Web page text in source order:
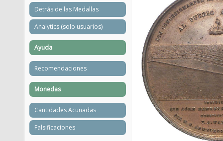
Detrás de las Medallas
Analytics (solo usuarios)
Ayuda
Recomendaciones
Monedas
Cantidades Acuñadas
Falsificaciones